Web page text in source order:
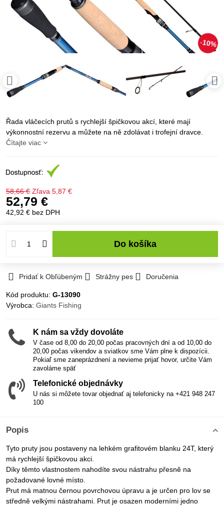
10%
Řada vláčecích prutů s rychlejší špičkovou akcí, které mají
výkonnostní rezervu a můžete na ně zdolávat i trofejní dravce.
Čítajte viac
58,66 € Zľava 5,87 €
52,79 €
42,92 € bez DPH
Do košíka
Pridať k Obľúbeným Strážny pes Doručenia
Kód produktu: G-13090
Výrobca: Giants Fishing
K nám sa vždy dovoláte
V čase od 8,00 do 20,00 počas pracovných dní a od 10,00 do
20,00 počas vikendov a sviatkov sme Vám plne k dispozícii.
Pokiaľ sme zaneprázdnení a nevieme prijať hovor, určite Vám
zavoláme späť
Telefonické objednávky
U nás si môžete tovar objednať aj telefonicky na +421 948 247
100
Popis
Tyto pruty jsou postaveny na lehkém grafitovém blanku 24T, který
má rychlejší špičkovou akci.
Díky těmto vlastnostem nahodíte svou nástrahu přesně na
požadované lovné místo.
Prut má matnou černou povrchovou úpravu a je určen pro lov se
středně velkými nástrahami. Prut je osazen moderními jedno